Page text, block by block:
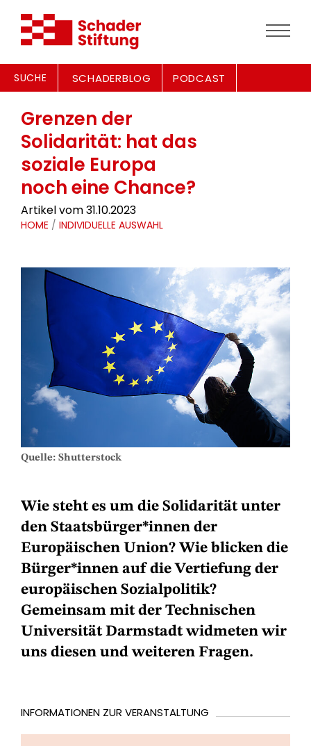
SUCHE SCHADERBLOG PODCAST
Grenzen der
Solidarität: hat das
soziale Europa
noch eine Chance?
Artikel vom 31.10.2023
HOME / INDIVIDUELLE AUSWAHL
Quelle: Shutterstock
Wie steht es um die Solidarität unter
den Staatsbürger*innen der
Europäischen Union? Wie blicken die
Bürger*innen auf die Vertiefung der
europäischen Sozialpolitik?
Gemeinsam mit der Technischen
Universität Darmstadt widmeten wir
uns diesen und weiteren Fragen.
INFORMATIONEN ZUR VERANSTALTUNG